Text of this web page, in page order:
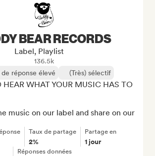
BEAR RECORDS
Label, Playlist
136.5k
de réponse élevé
(Très) sélectif
HEAR WHAT YOUR MUSIC HAS TO
music on our label and share on our
Taux de partage
2%
Partage en
1 jour
Réponses données